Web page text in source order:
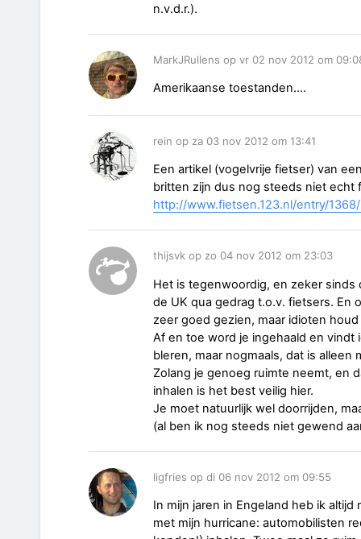
n.v.d.r.).
MarkJRullens op vr 02 nov 2012 om
Amerikaanse toestanden....
rein op za 03 nov 2012 om 13:41
Een artikel (vogelvrije fietser) van
britten zijn dus nog steeds niet echt
http://www.fietsen.123.nl/entry/
thijsvk op zo 04 nov 2012 om 23:03
Het is tegenwoordig, en zeker
de UK qua gedrag t.o.v. fietsers. En
zeer goed gezien, maar idioten houd
Af en toe word je ingehaald en
bleren, maar nogmaals, dat is alleen
Zolang je genoeg ruimte neemt, en
inhalen is het best veilig hier.
Je moet natuurlijk wel doorrijden,
(al ben ik nog steeds niet gewend
ligfries op di 06 nov 2012 om 09:55
In mijn jaren in Engeland heb ik
met mijn hurricane: automobilisten